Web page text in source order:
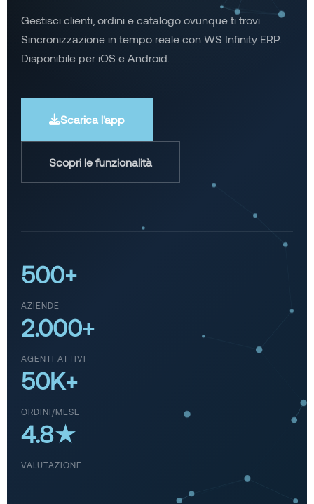
Gestisci clienti, ordini e catalogo ovunque ti trovi.
Sincronizzazione in tempo reale con WS Infinity ERP.
Disponibile per iOS e Android.
Scarica l'app
Scopri le funzionalità
500+
AZIENDE
2.000+
AGENTI ATTIVI
50K+
ORDINI/MESE
4.8★
VALUTAZIONE